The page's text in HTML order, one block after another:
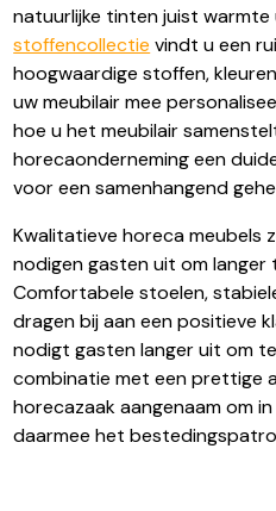
natuurlijke tinten juist warmte
stoffencollectie vindt u een
hoogwaardige stoffen,
uw meubilair mee
hoe u het meubilair
horecaonderneming een
voor een samenhangend
Kwalitatieve horeca meubels
nodigen gasten uit om langer
Comfortabele stoelen,
dragen bij aan een positieve
nodigt gasten langer uit om
combinatie met een prettige
horecazaak aangenaam om
daarmee het